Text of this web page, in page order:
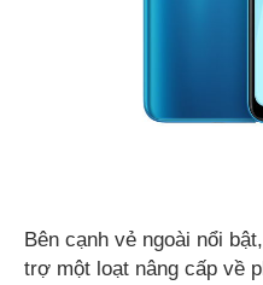
Bên cạnh vẻ ngoài nổi
trợ một loạt nâng cấp về